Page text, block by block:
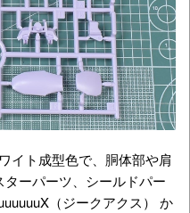
イト成型色で、胴体部や肩
ーパーツ、シールドパー
（ジークアクス） か